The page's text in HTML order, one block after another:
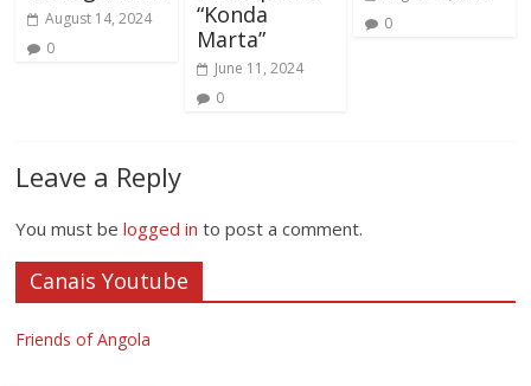
August 14, 2024
0
“Konda
Marta”
June 11, 2024
0
0
Leave a Reply
You must belogged in to post a comment.
Canais Youtube
Friends of Angola